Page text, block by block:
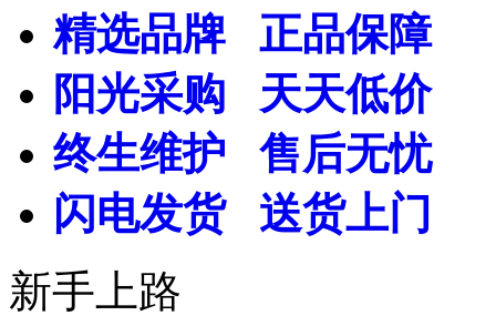
精选品牌 正品保障
阳光采购 天天低价
终生维护 售后无忧
闪电发货 送货上门
新手上路